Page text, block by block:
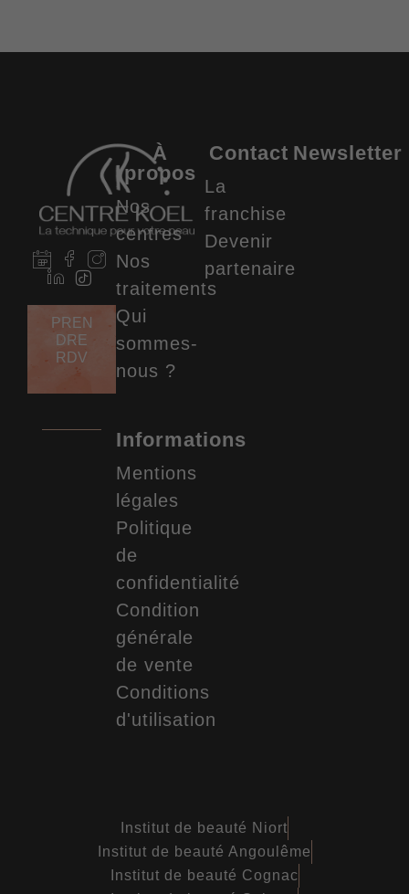
PREN
DRE
RDV
À
propos
Nos
centres
Nos
traitements
Qui
sommes-
nous ?
Informations
Mentions
légales
Politique
de
confidentialité
Condition
générale
de vente
Conditions
d'utilisation
Contact
La
franchise
Devenir
partenaire
Newsletter
Institut de beauté Niort
Institut de beauté Angoulême
Institut de beauté Cognac